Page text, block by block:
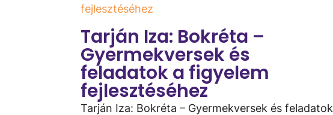
fejlesztéséhez
Tarján Iza: Bokréta –
Gyermekversek és
feladatok a figyelem
fejlesztéséhez
Tarján Iza: Bokréta – Gyermekversek és feladatok